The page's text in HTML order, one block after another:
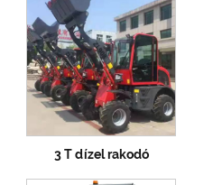
3 T dízel rakodó